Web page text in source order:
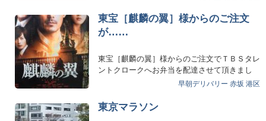
東宝［麒麟の翼］様からのご注文
が……
東宝［麒麟の翼］様からのご注文でＴＢＳタレ
ントクロークへお弁当を配達させて頂きまし
早朝デリバリー 赤坂 港区
東京マラソン